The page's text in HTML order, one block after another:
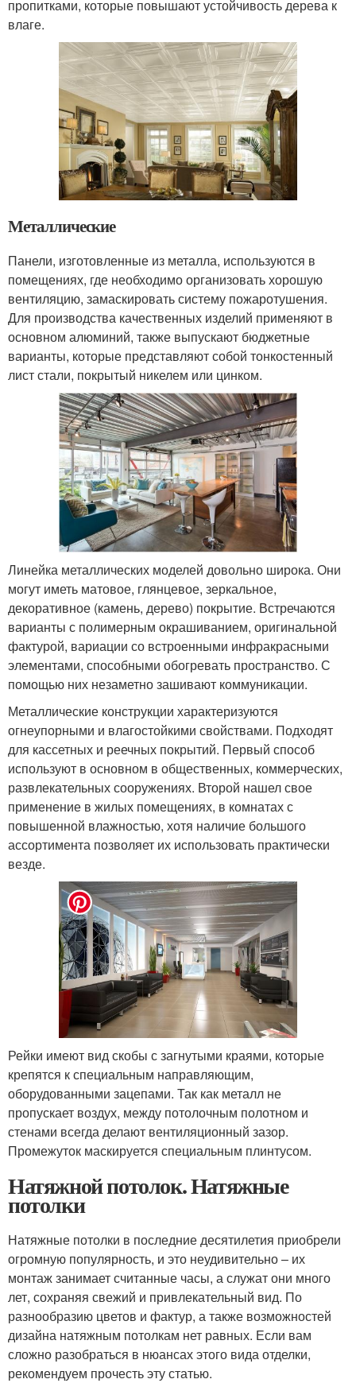
пропитками, которые повышают устойчивость дерева к
влаге.
Металлические
Панели, изготовленные из металла, используются в
помещениях, где необходимо организовать хорошую
вентиляцию, замаскировать систему пожаротушения.
Для производства качественных изделий применяют в
основном алюминий, также выпускают бюджетные
варианты, которые представляют собой тонкостенный
лист стали, покрытый никелем или цинком.
Линейка металлических моделей довольно широка. Они
могут иметь матовое, глянцевое, зеркальное,
декоративное (камень, дерево) покрытие. Встречаются
варианты с полимерным окрашиванием, оригинальной
фактурой, вариации со встроенными инфракрасными
элементами, способными обогревать пространство. С
помощью них незаметно зашивают коммуникации.
Металлические конструкции характеризуются
огнеупорными и влагостойкими свойствами. Подходят
для кассетных и реечных покрытий. Первый способ
используют в основном в общественных, коммерческих,
развлекательных сооружениях. Второй нашел свое
применение в жилых помещениях, в комнатах с
повышенной влажностью, хотя наличие большого
ассортимента позволяет их использовать практически
везде.
Рейки имеют вид скобы с загнутыми краями, которые
крепятся к специальным направляющим,
оборудованными зацепами. Так как металл не
пропускает воздух, между потолочным полотном и
стенами всегда делают вентиляционный зазор.
Промежуток маскируется специальным плинтусом.
Натяжной потолок. Натяжные
потолки
Натяжные потолки в последние десятилетия приобрели
огромную популярность, и это неудивительно – их
монтаж занимает считанные часы, а служат они много
лет, сохраняя свежий и привлекательный вид. По
разнообразию цветов и фактур, а также возможностей
дизайна натяжным потолкам нет равных. Если вам
сложно разобраться в нюансах этого вида отделки,
рекомендуем прочесть эту статью.